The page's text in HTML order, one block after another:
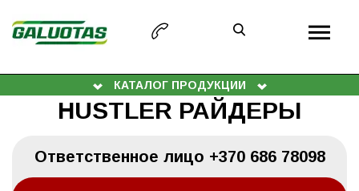
КАТАЛОГ ПРОДУКЦИИ
HUSTLER РАЙДЕРЫ
Oтветственное лицо +370 686 78098